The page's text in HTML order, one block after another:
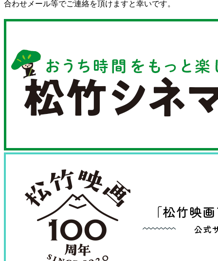
合わせメール等でご連絡を頂けますと幸いです。